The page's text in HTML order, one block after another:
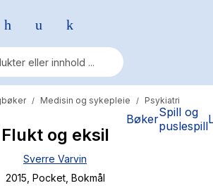
BøkerSpill og
puslespill
Sorensen
/ Medisin og sykepleie / Psykiatri
Flukt og eksil
Sverre Varvin
2015 , Pocket, Bokmål